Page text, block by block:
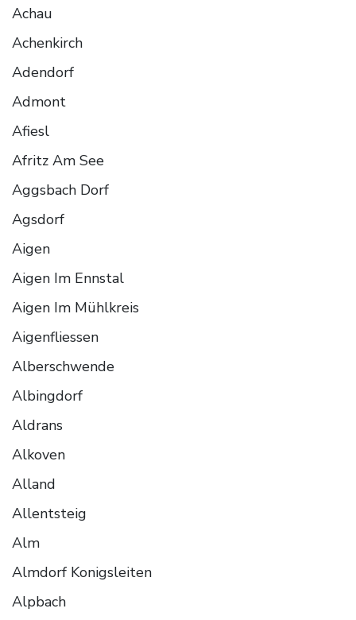
Achau
Achenkirch
Adendorf
Admont
Afiesl
Afritz Am See
Aggsbach Dorf
Agsdorf
Aigen
Aigen Im Ennstal
Aigen Im Mühlkreis
Aigenfliessen
Alberschwende
Albingdorf
Aldrans
Alkoven
Alland
Allentsteig
Alm
Almdorf Konigsleiten
Alpbach